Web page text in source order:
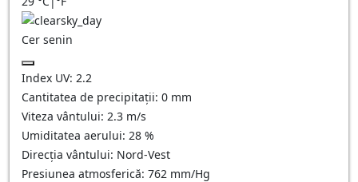
Cer senin
Index UV: 2.2
Cantitatea de precipitații: 0 mm
Viteza vântului: 2.3 m/s
Umiditatea aerului: 28 %
Direcția vântului: Nord-Vest
Presiunea atmosferică: 762 mm/Hg